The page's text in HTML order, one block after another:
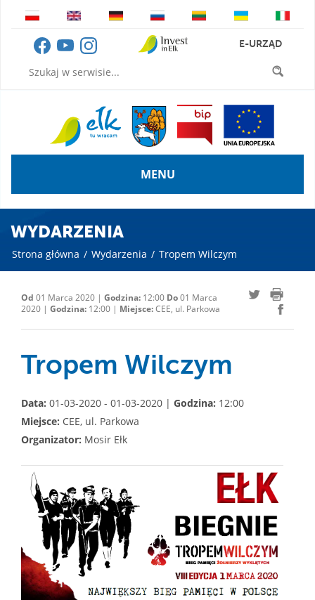
E-URZĄD
MENU
WYDARZENIA
Strona główna / Wydarzenia / Tropem Wilczym
Od 01 Marca 2020 | Godzina: 12:00 Do01 Marca
2020 | Godzina: 12:00 | Miejsce:CEE, ul. Parkowa
Tropem Wilczym
Data: 01-03-2020 - 01-03-2020 | Godzina: 12:00
Miejsce: CEE, ul. Parkowa
Organizator: Mosir Ełk